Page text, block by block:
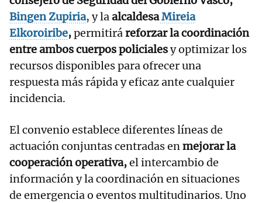
Bingen Zupiria, y laalcaldesaMireia
Elkoroiribe,permitiráreforzar la coordinación
entre ambos cuerpos policialesy optimizar los
recursos disponibles para ofrecer una
respuesta más rápida y eficaz ante cualquier
incidencia.
El convenio establece diferentes líneas de
actuación conjuntas centradas enmejorar la
cooperación operativa,el intercambio de
información y la coordinación en situaciones
de emergencia o eventos multitudinarios. Uno